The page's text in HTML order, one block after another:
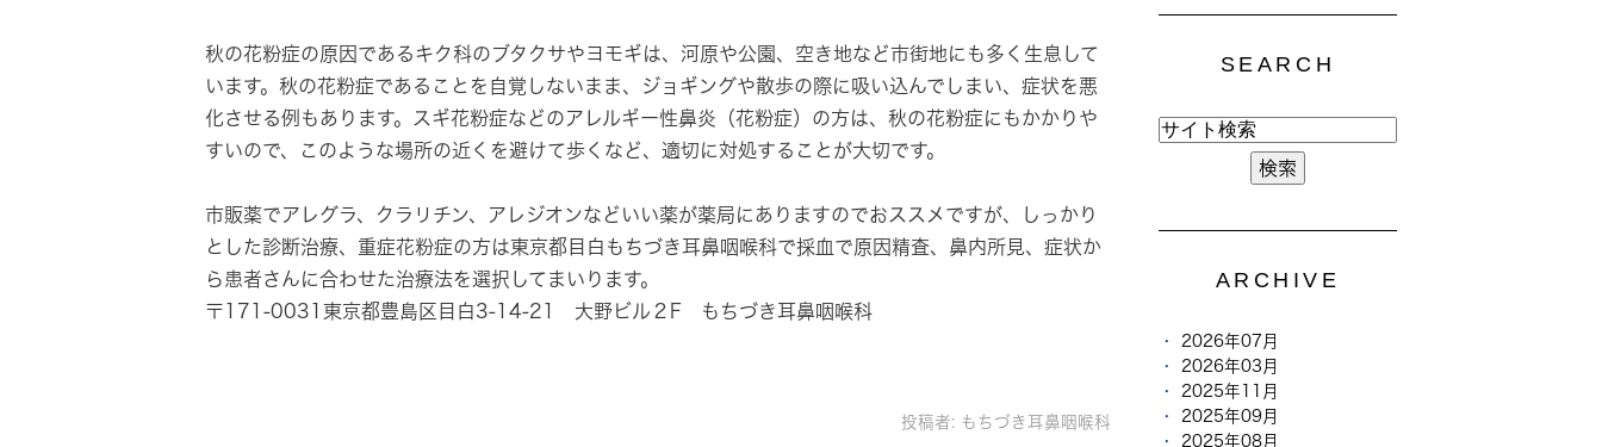
秋の花粉症の原因であるキク科のブタクサやヨモギは、河原や公園、空き地など市街地にも多く生息して
います。秋の花粉症であることを自覚しないまま、ジョギングや散歩の際に吸い込んでしまい、症状を悪
化させる例もあります。スギ花粉症などのアレルギー性鼻炎（花粉症）の方は、秋の花粉症にもかかりや
すいので、このような場所の近くを避けて歩くなど、適切に対処することが大切です。
市販薬でアレグラ、クラリチン、アレジオンなどいい薬が薬局にありますのでおススメですが、しっかり
とした診断治療、重症花粉症の方は東京都目白もちづき耳鼻咽喉科で採血で原因精査、鼻内所見、症状か
ら患者さんに合わせた治療法を選択してまいります。
〒171-0031東京都豊島区目白3-14-21 大野ビル２F もちづき耳鼻咽喉科
投稿者: もちづき耳鼻咽喉科
SEARCH
ARCHIVE
2026年07月
2026年03月
2025年11月
2025年09月
2025年08月